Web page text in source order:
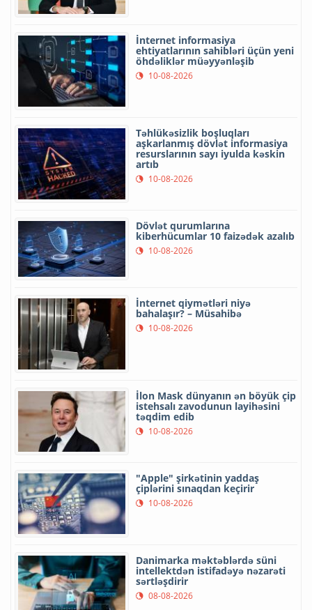
İnternet informasiya
ehtiyatlarının sahibləri üçün yeni
öhdəliklər müəyyənləşib
10-08-2026
Təhlükəsizlik boşluqları
aşkarlanmış dövlət informasiya
resurslarının sayı iyulda kəskin
artıb
10-08-2026
Dövlət qurumlarına
kiberhücumlar 10 faizədək azalıb
10-08-2026
İnternet qiymətləri niyə
bahalaşır? – Müsahibə
10-08-2026
İlon Mask dünyanın ən böyük çip
istehsalı zavodunun layihəsini
təqdim edib
10-08-2026
"Apple" şirkətinin yaddaş
çiplərini sınaqdan keçirir
10-08-2026
Danimarka məktəblərdə süni
intellektdən istifadəyə nəzarəti
sərtləşdirir
08-08-2026